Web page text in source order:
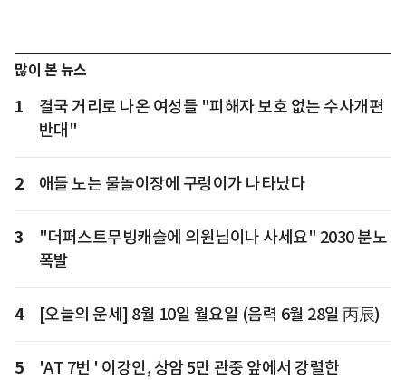
많이 본 뉴스
1
결국 거리로 나온 여성들 "피해자 보호 없는 수사개편
반대"
2 애들 노는 물놀이장에 구렁이가 나타났다
3
"더퍼스트무빙캐슬에 의원님이나 사세요" 2030 분노
폭발
4 [오늘의 운세] 8월 10일 월요일 (음력 6월 28일 丙辰)
5
'AT 7번 ' 이강인, 상암 5만 관중 앞에서 강렬한